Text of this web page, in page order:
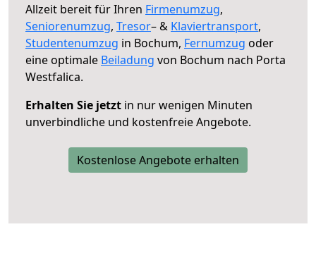
Allzeit bereit für Ihren Firmenumzug,
Seniorenumzug, Tresor– & Klaviertransport,
Studentenumzug in Bochum, Fernumzug oder
eine optimale Beiladung von Bochum nach Porta
Westfalica.
Erhalten Sie jetzt in nur wenigen Minuten
unverbindliche und kostenfreie Angebote.
Kostenlose Angebote erhalten